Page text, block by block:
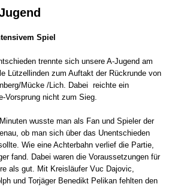
Spiel
trennte sich unsere A-Jugend am
Lützellinden zum Auftakt der Rückrunde von
Mücke /Lich. Dabei reichte ein
Vorsprung nicht zum Sieg.
wusste man als Fan und Spieler der
ob man sich über das Unentschieden
Wie eine Achterbahn verlief die Partie,
fand. Dabei waren die Voraussetzungen für
als gut. Mit Kreisläufer Vuc Dajovic,
und Torjäger Benedikt Pelikan fehlten den